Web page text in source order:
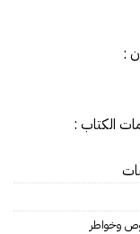
:
الكتاب :
وخواطر